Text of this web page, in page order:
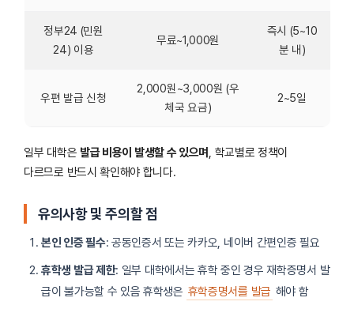
정부24 (민원
24) 이용
무료~1,000원
즉시 (5~10
분 내)
우편 발급 신청
2,000원~3,000원 (우
체국 요금)
2~5일
일부 대학은 발급 비용이 발생할 수 있으며 , 학교별로 정책이
다르므로 반드시 확인해야 합니다.
유의사항 및 주의할 점
본인 인증 필수: 공동인증서 또는 카카오, 네이버 간편인증 필요
휴학생 발급 제한: 일부 대학에서는 휴학 중인 경우 재학증명서 발
급이 불가능할 수 있음 휴학생은 휴학증명서를 발급 해야 함